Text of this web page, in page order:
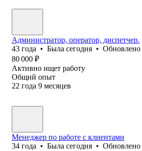
Администратор, оператор, диспетчер.
43 года • Была сегодня • Обновлено
80 000 ₽
Активно ищет работу
Общий опыт
22 года 9 месяцев
Менеджер по работе с клиентами
34 года • Была сегодня • Обновлено